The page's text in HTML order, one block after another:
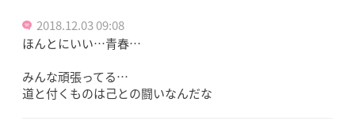
2018.12.03 09:08
ほんとにいい…青春…
みんな頑張ってる…
道と付くものは己との闘いなんだな